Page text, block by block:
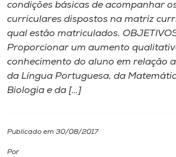
I.nova
Diplomados
Cultura
Biblioteca
condições básicas de acompanhar
curriculares dispostos na matriz
qual estão matriculados. OBJETIVOS
Proporcionar um aumento
conhecimento do aluno em relação
da Língua Portuguesa, da
Biologia e da […]
Publicado em 30/08/2017
Por